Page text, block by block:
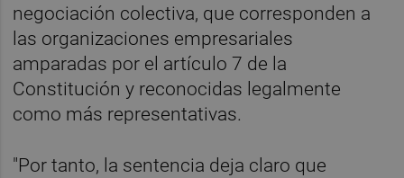
negociación colectiva, que corresponden a
las organizaciones empresariales
amparadas por el artículo 7 de la
Constitución y reconocidas legalmente
como más representativas.
"Por tanto, la sentencia deja claro que